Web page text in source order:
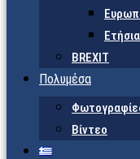
BREXIT
Πολυμέσα
Βίντεο